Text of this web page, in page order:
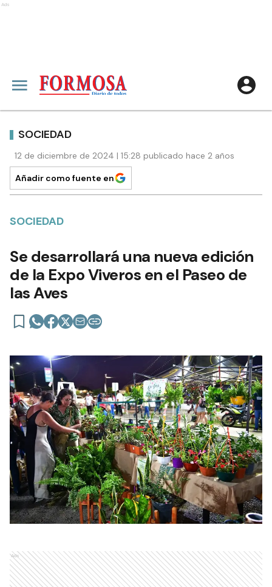
Ads
SOCIEDAD
12 de diciembre de 2024 | 15:28 publicado hace 2 años
Añadir como fuente en
SOCIEDAD
Se desarrollará una nueva edición
de la Expo Viveros en el Paseo de
las Aves
Ads